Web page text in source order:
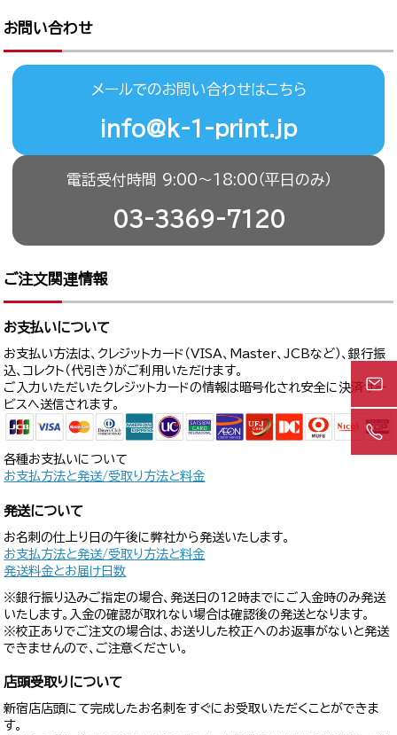
お問い合わせ
メールでのお問い合わせはこちら
info@k-1-print.jp
電話受付時間 9:00〜18:00（平日のみ）
03-3369-7120
ご注文関連情報
お支払いについて
お支払い方法は、クレジットカード（VISA、Master、JCBなど）、銀行振
込、コレクト（代引き）がご利用いただけます。
ご入力いただいたクレジットカードの情報は暗号化され安全に決済サー
ビスへ送信されます。
各種お支払いについて
お支払方法と発送/受取り方法と料金
発送について
お名刺の仕上り日の午後に弊社から発送いたします。
お支払方法と発送/受取り方法と料金
発送料金とお届け日数
※銀行振り込みご指定の場合、発送日の12時までにご入金時のみ発送
いたします。入金の確認が取れない場合は確認後の発送となります。
※校正ありでご注文の場合は、お送りした校正へのお返事がないと発送
できませんので、ご注意ください。
店頭受取りについて
新宿店店頭にて完成したお名刺をすぐにお受取いただくことができま
す。